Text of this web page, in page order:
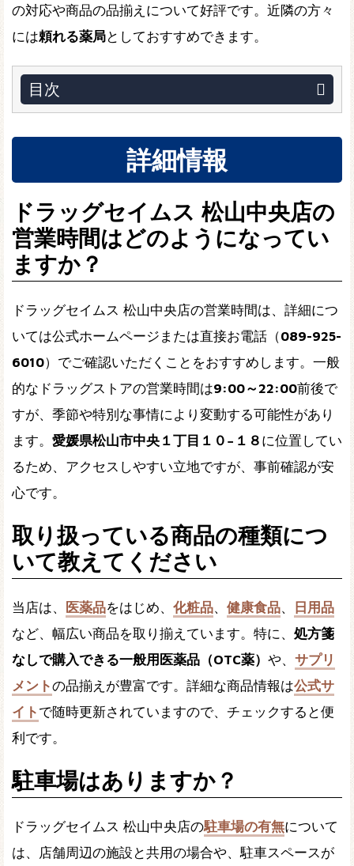
の対応や商品の品揃えについて好評です。近隣の方々
には頼れる薬局としておすすめできます。
目次
詳細情報
ドラッグセイムス 松山中央店の
営業時間はどのようになってい
ますか？
ドラッグセイムス 松山中央店の営業時間は、詳細につ
いては公式ホームページまたは直接お電話（089-925-
6010）でご確認いただくことをおすすめします。一般
的なドラッグストアの営業時間は9:00～22:00前後で
すが、季節や特別な事情により変動する可能性があり
ます。 愛媛県松山市中央１丁目１０−１８ に位置してい
るため、アクセスしやすい立地ですが、事前確認が安
心です。
取り扱っている商品の種類につ
いて教えてください
当店は、 医薬品をはじめ、 化粧品、 健康食品、
日用品
など、幅広い商品を取り揃えています。特に、 処方箋
なしで購入できる一般用医薬品（OTC薬） や、 サプリ
メントの品揃えが豊富です。詳細な商品情報は公式サ
イト で随時更新されていますので、チェックすると便
利です。
駐車場はありますか？
ドラッグセイムス 松山中央店の駐車場の有無について
は、店舗周辺の施設と共用の場合や、駐車スペースが